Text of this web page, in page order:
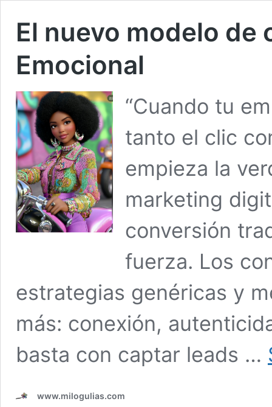
El nuevo modelo de
Emocional
“Cuando tu
tanto el clic
empieza la
marketing
conversión
fuerza. Los
estrategias genéricas y
más: conexión,
basta con captar leads …
www.milogulias.com